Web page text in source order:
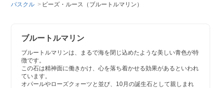
パスクル ビーズ・ルース（ブルートルマリン）
ブルートルマリン
ブルートルマリンは、まるで海を閉じ込めたような美しい青色が特
徴です。
この石は精神面に働きかけ、心を落ち着かせる効果があるといわれ
ています。
オパールやローズクォーツと並び、10月の誕生石として親しまれ